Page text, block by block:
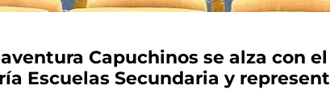
Capuchinos se alza con
Escuelas Secundaria y